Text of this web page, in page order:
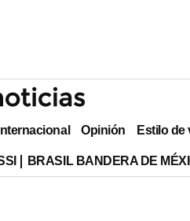
Internacional Opinión Estilo de
BRASIL BANDERA DE